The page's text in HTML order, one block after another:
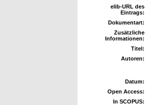
elib-URL des
Eintrags:
Dokumentart:
Zusätzliche
Informationen:
Titel:
Autoren:
Datum:
Open Access:
In SCOPUS: